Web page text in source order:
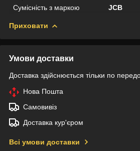
Сумісність з маркою
JCB
Приховати
Умови доставки
Доставка здійснюється тільки по
Нова Пошта
Самовивіз
Доставка кур'єром
Всі умови доставки